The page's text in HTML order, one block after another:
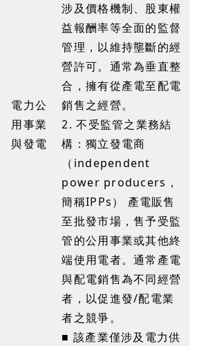
電力公
用事業
與發電
涉及價格機制、股東權
益報酬率等全面的監督
管理，以維持壟斷的經
營許可。通常為垂直整
合，擁有從產電至配電
銷售之經營。
2. 不受監管之業務結
構：獨立發電商
（independent
power producers，
簡稱IPPs） 產電販售
至批發市場，售予受監
管的公用事業或其他終
端使用電者。通常產電
與配電銷售為不同經營
者，以促進發/配電業
者之競爭。
■ 該產業僅涉及電力供